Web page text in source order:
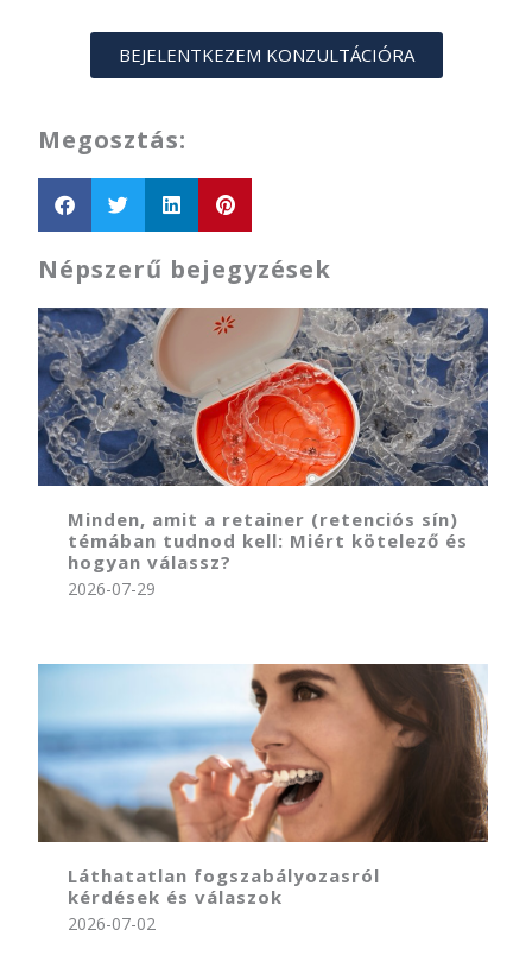
BEJELENTKEZEM KONZULTÁCIÓRA
Megosztás:
Népszerű bejegyzések
Minden, amit a retainer (retenciós sín)
témában tudnod kell: Miért kötelező és
hogyan válassz?
2026-07-29
Láthatatlan fogszabályozasról
kérdések és válaszok
2026-07-02